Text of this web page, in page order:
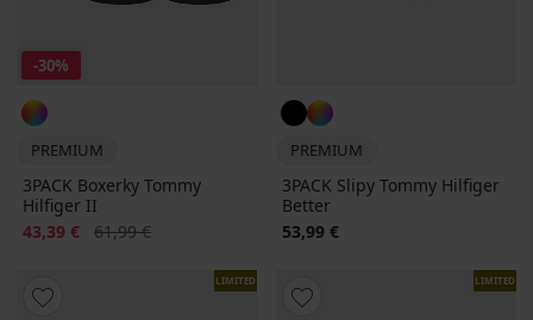
-30%
PREMIUM
3PACK Boxerky Tommy
Hilfiger II
Zľava
43,39 € Pôvodná cena
61,99 €
PREMIUM
3PACK Slipy Tommy Hilfiger
Better
53,99 €
LIMITED LIMITED